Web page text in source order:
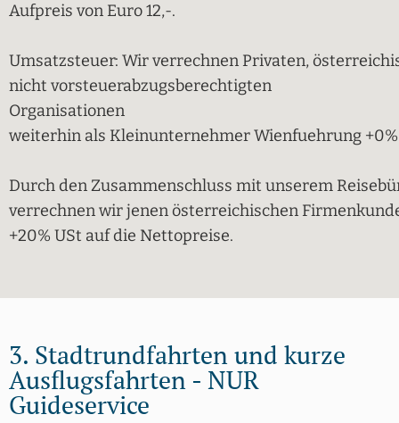
Aufpreis von Euro 12,-.
Umsatzsteuer: Wir verrechnen Privaten,
nicht vorsteuerabzugsberechtigten
Organisationen
weiterhin als Kleinunternehmer Wienfuehrung
Durch den Zusammenschluss mit unserem
verrechnen wir jenen österreichischen
+20% USt auf die Nettopreise.
3. Stadtrundfahrten und kurze
Ausflugsfahrten - NUR
Guideservice